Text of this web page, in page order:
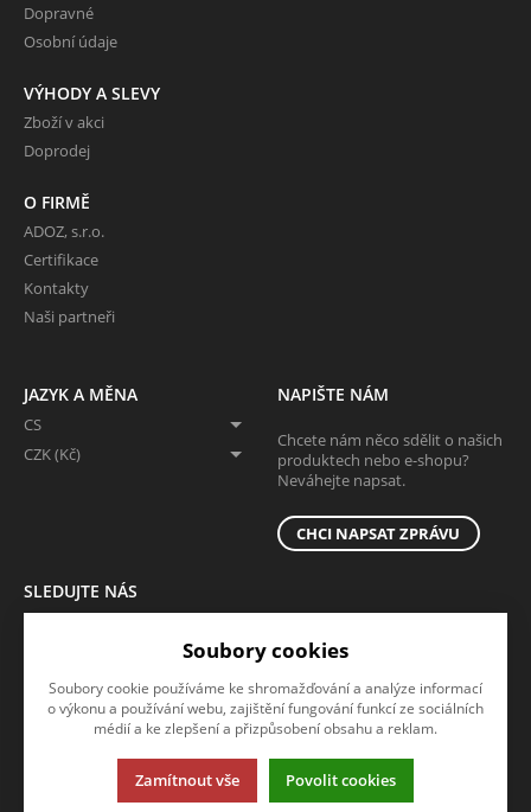
Dopravné
Osobní údaje
VÝHODY A SLEVY
Zboží v akci
Doprodej
O FIRMĚ
ADOZ, s.r.o.
Certifikace
Kontakty
Naši partneři
JAZYK A MĚNA
CS
CZK (Kč)
NAPIŠTE NÁM
Chcete nám něco sdělit o našich
produktech nebo e-shopu?
Neváhejte napsat.
CHCI NAPSAT ZPRÁVU
SLEDUJTE NÁS
Soubory cookies
Soubory cookie používáme ke shromažďování a analýze informací
o výkonu a používání webu, zajištění fungování funkcí ze sociálních
médií a ke zlepšení a přizpůsobení obsahu a reklam.
Zamítnout vše Povolit cookies